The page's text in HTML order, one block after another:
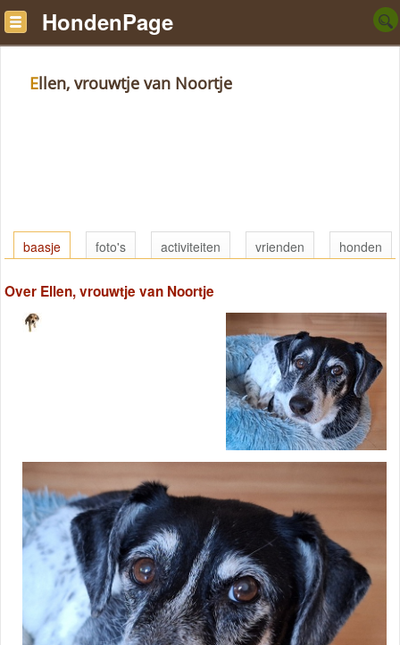
HondenPage
Ellen, vrouwtje van Noortje
baasje foto's activiteiten vrienden honden
Over Ellen, vrouwtje van Noortje